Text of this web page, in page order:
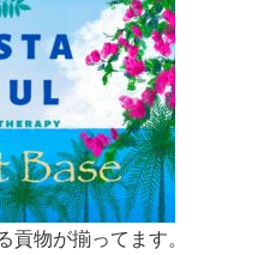
貢物が揃ってます。